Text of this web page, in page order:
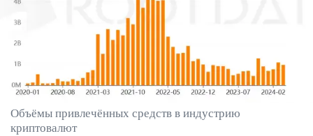
Объёмы привлечённых средств в индустрию
криптовалют